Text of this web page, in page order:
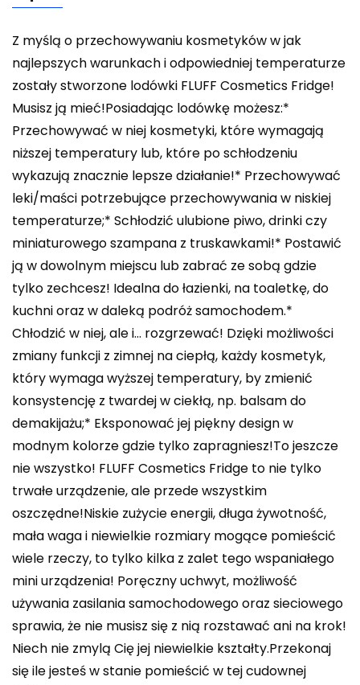
Z myślą o przechowywaniu kosmetyków w jak
najlepszych warunkach i odpowiedniej temperaturze
zostały stworzone lodówki FLUFF Cosmetics Fridge!
Musisz ją mieć!Posiadając lodówkę możesz:*
Przechowywać w niej kosmetyki, które wymagają
niższej temperatury lub, które po schłodzeniu
wykazują znacznie lepsze działanie!* Przechowywać
leki/maści potrzebujące przechowywania w niskiej
temperaturze;* Schłodzić ulubione piwo, drinki czy
miniaturowego szampana z truskawkami!* Postawić
ją w dowolnym miejscu lub zabrać ze sobą gdzie
tylko zechcesz! Idealna do łazienki, na toaletkę, do
kuchni oraz w daleką podróż samochodem.*
Chłodzić w niej, ale i… rozgrzewać! Dzięki możliwości
zmiany funkcji z zimnej na ciepłą, każdy kosmetyk,
który wymaga wyższej temperatury, by zmienić
konsystencję z twardej w ciekłą, np. balsam do
demakijażu;* Eksponować jej piękny design w
modnym kolorze gdzie tylko zapragniesz!To jeszcze
nie wszystko! FLUFF Cosmetics Fridge to nie tylko
trwałe urządzenie, ale przede wszystkim
oszczędne!Niskie zużycie energii, długa żywotność,
mała waga i niewielkie rozmiary mogące pomieścić
wiele rzeczy, to tylko kilka z zalet tego wspaniałego
mini urządzenia! Poręczny uchwyt, możliwość
używania zasilania samochodowego oraz sieciowego
sprawia, że nie musisz się z nią rozstawać ani na krok!
Niech nie zmylą Cię jej niewielkie kształty.Przekonaj
się ile jesteś w stanie pomieścić w tej cudownej